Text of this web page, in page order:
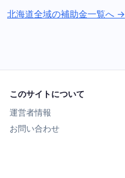
北海道全域の補助金一覧へ →
このサイトについて
運営者情報
お問い合わせ